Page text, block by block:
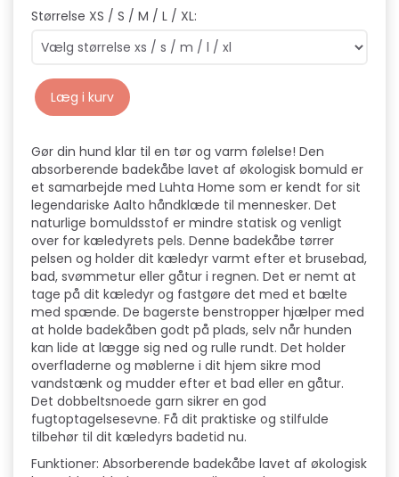
Størrelse XS / S / M / L / XL:
Læg i kurv
Gør din hund klar til en tør og varm følelse! Den
absorberende badekåbe lavet af økologisk bomuld er
et samarbejde med Luhta Home som er kendt for sit
legendariske Aalto håndklæde til mennesker. Det
naturlige bomuldsstof er mindre statisk og venligt
over for kæledyrets pels. Denne badekåbe tørrer
pelsen og holder dit kæledyr varmt efter et brusebad,
bad, svømmetur eller gåtur i regnen. Det er nemt at
tage på dit kæledyr og fastgøre det med et bælte
med spænde. De bagerste benstropper hjælper med
at holde badekåben godt på plads, selv når hunden
kan lide at lægge sig ned og rulle rundt. Det holder
overfladerne og møblerne i dit hjem sikre mod
vandstænk og mudder efter et bad eller en gåtur.
Det dobbeltsnoede garn sikrer en god
fugtoptagelsesevne. Få dit praktiske og stilfulde
tilbehør til dit kæledyrs badetid nu.
Funktioner: Absorberende badekåbe lavet af økologisk